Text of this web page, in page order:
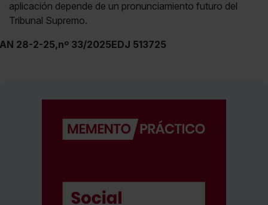
aplicación depende de un pronunciamiento futuro del
Tribunal Supremo.
AN 28-2-25,nº 33/2025EDJ 513725